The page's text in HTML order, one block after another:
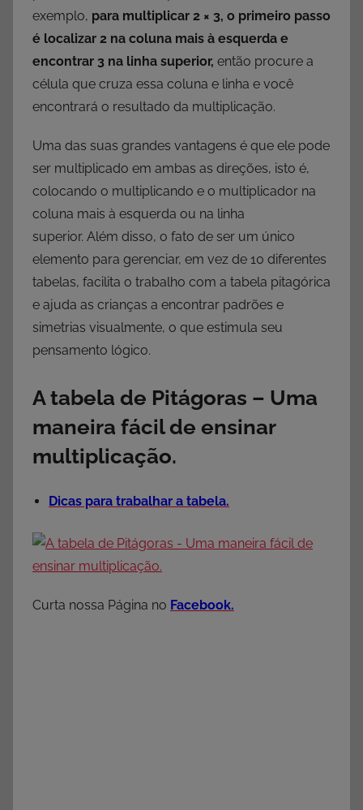
exemplo, para multiplicar 2 × 3, o primeiro passo
é localizar 2 na coluna mais à esquerda e
encontrar 3 na linha superior, então procure a
célula que cruza essa coluna e linha e você
encontrará o resultado da multiplicação.
Uma das suas grandes vantagens é que ele pode
ser multiplicado em ambas as direções, isto é,
colocando o multiplicando e o multiplicador na
coluna mais à esquerda ou na linha
superior. Além disso, o fato de ser um único
elemento para gerenciar, em vez de 10 diferentes
tabelas, facilita o trabalho com a tabela pitagórica
e ajuda as crianças a encontrar padrões e
simetrias visualmente, o que estimula seu
pensamento lógico.
A tabela de Pitágoras – Uma
maneira fácil de ensinar
multiplicação.
Dicas para trabalhar a tabela.
Curta nossa Página no Facebook.